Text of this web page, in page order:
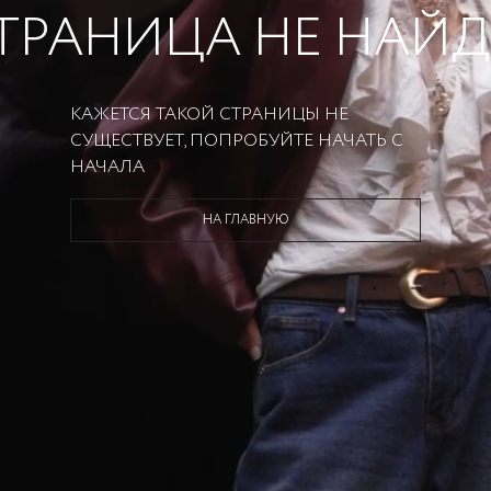
НЕ
КАЖЕТСЯ ТАКОЙ СТРАНИЦЫ НЕ
СУЩЕСТВУЕТ, ПОПРОБУЙТЕ НАЧАТЬ С
НАЧАЛА
НА ГЛАВНУЮ